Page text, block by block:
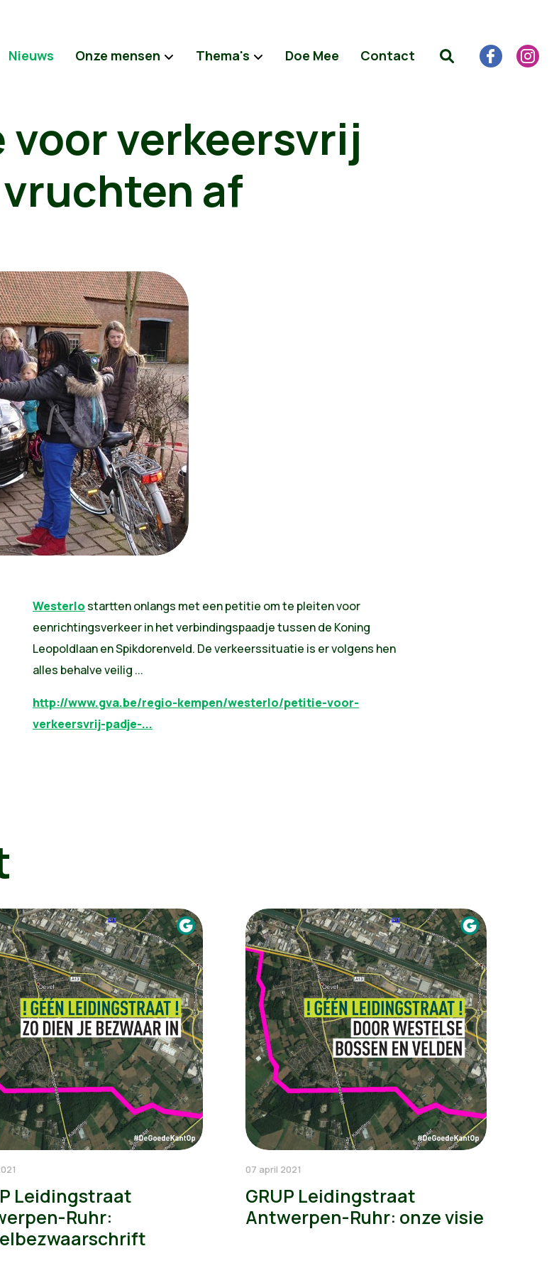
Nieuws Onze mensen Thema's Doe Mee Contact
verkeersvrij
af
Westerlostartten onlangs met een petitie om te pleiten voor
eenrichtingsverkeer in het verbindingspaadje tussen de Koning
Leopoldlaan en Spikdorenveld. De verkeerssituatie is er volgens hen
alles behalve veilig ...
http://www.gva.be/regio-kempen/westerlo/petitie-voor-
verkeersvrij-padje-...
Leidingstraat
Ruhr:
07 april 2021
GRUP Leidingstraat
Antwerpen-Ruhr: onze visie